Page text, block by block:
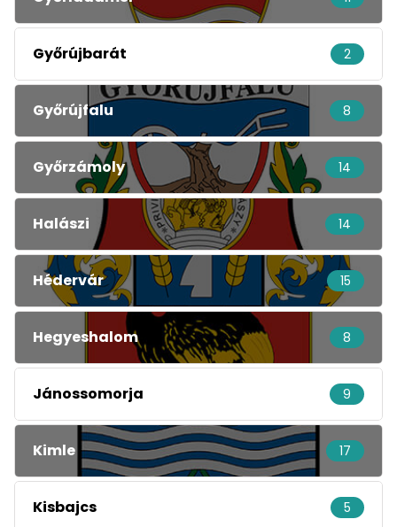
Győrújbarát 2
Győrújfalu 8
Győrzámoly 14
Halászi 14
Hédervár 15
Hegyeshalom 8
Jánossomorja 9
Kimle 17
Kisbajcs 5